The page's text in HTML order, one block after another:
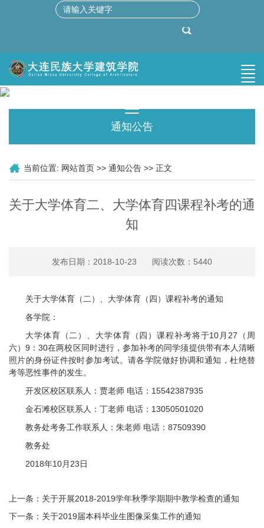
通知公告
当前位置: 网站首页 >> 通知公告 >> 正文
关于大学体育二、大学体育四课程补考的通
知
发布日期：2018-10-23 阅读次数： 5440
关于大学体育（二）、大学体育（四）课程补考的通知
各学院：
大学体育（二）、大学体育（四）课程补考将于10月27（周
六）9：30在两校区同时进行，参加补考的同学须提供带有本人清晰
照片的身份证件按时参加考试。请各学院做好协调和通知，杜绝替
考等恶性事件的发生。
开发区校区联系人：贾老师 电话：15542387935
金石滩校区联系人：丁老师 电话：13050501020
教务处考务工作联系人：朱老师 电话：87509390
教务处
2018年10月23日
上一条： 关于开展2018-2019学年秋季学期期中教学检查的通知
下一条： 关于2019届本科毕业生图像采集工作的通知